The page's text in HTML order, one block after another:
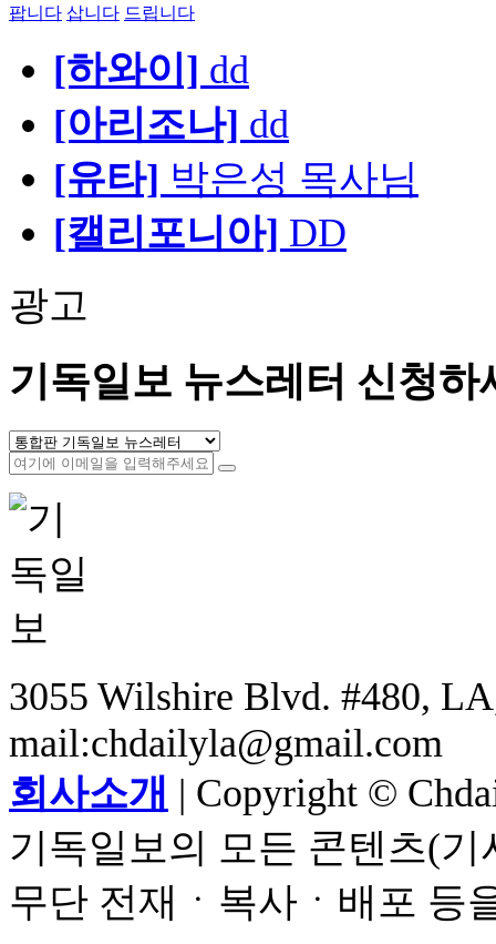
팝니다 삽니다 드립니다
[하와이] dd
[아리조나] dd
[유타] 박은성 목사님
[캘리포니아] DD
광고
기독일보 뉴스레터 신청하
3055 Wilshire Blvd. #480,
mail:chdailyla@gmail.com
회사소개 | Copyright ©
기독일보의 모든 콘텐츠(
무단 전재ㆍ복사ㆍ배포 등